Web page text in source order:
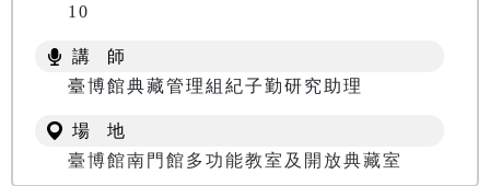
10
講 師
臺博館典藏管理組紀子勤研究助理
場 地
臺博館南門館多功能教室及開放典藏室